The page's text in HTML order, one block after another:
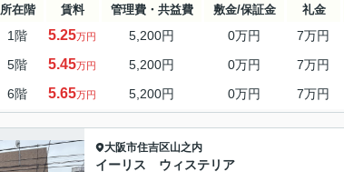
所在階 賃料 管理費・共益費 敷金/保証金 礼金
1階 5.25万円 5,200円 0万円
7万円
5階 5.45万円 5,200円 0万円
7万円
6階 5.65万円 5,200円 0万円 7万円
大阪市住吉区山之内
イーリス ウィステリア